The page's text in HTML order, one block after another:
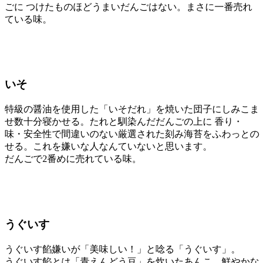
ごに つけたものほどうまいだんごはない。まさに一番売れ
ている味。
いそ
特級の醤油を使用した「いそだれ」を焼いた団子にしみこま
せ数十分寝かせる。たれと馴染んだだんごの上に 香り・
味・安全性で間違いのない厳選された刻み海苔をふわっとの
せる。これを嫌いな人なんていないと思います。
だんごで2番めに売れている味。
うぐいす
うぐいす餡嫌いが「美味しい！」と唸る「うぐいす」。